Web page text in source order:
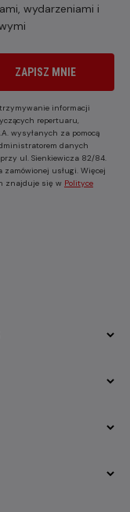
wydarzeniami i
ZAPISZ MNIE
informacji
repertuaru,
wysyłanych za pomocą
danych
ul. Sienkiewicza 82/84.
usługi. Więcej
znajduje się w Polityce